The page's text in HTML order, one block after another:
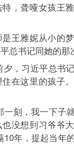
聋哑女孩王雅
雅妮从小的梦
总书记同她的那
，习近平总书
在这里的孩子
刻，我一下子
没想到习爷爷
10年，提起当年